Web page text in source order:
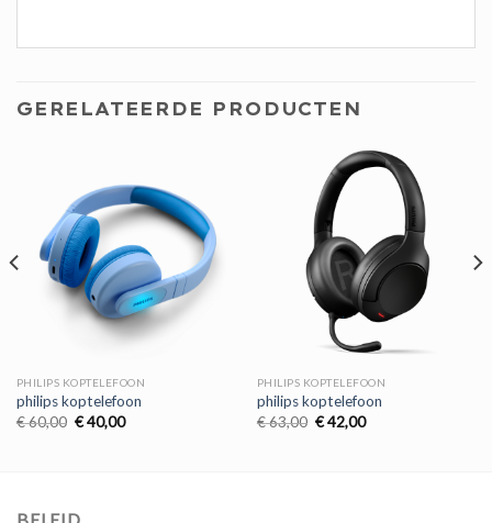
GERELATEERDE PRODUCTEN
PHILIPS KOPTELEFOON
philips koptelefoon
€60,00 Oorspronkelijke
€40,00Huidige
PHILIPS KOPTELEFOON
philips koptelefoon
€63,00 Oorspronkelijke
€42,00Huidige